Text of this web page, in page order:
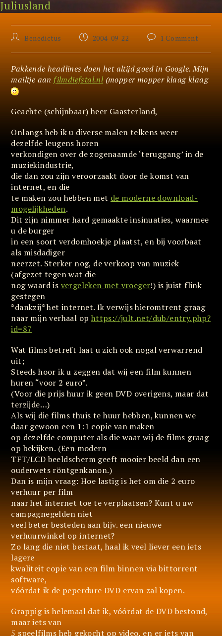
Skip
to
content
Juliusland
Alleen terroristen nemen films op van TV
PostBenedictus
Post2004-09-22
Post1 Comment
Pakkende headlines doen het altijd goed in Google. Mijn
mailtje aan filmdiefstal.nl(mopper mopper klaag klaag
Geachte (schijnbaar) heer Gaasterland,
Onlangs heb ik u diverse malen telkens weer
dezelfde leugens horen
verkondigen over de zogenaamde ‘teruggang’ in de
muziekindustrie,
die dan zou zijn veroorzaakt door de komst van
internet, en die
te maken zou hebben met de moderne download-
mogelijkheden.
Dit zijn nimmer hard gemaakte insinuaties, waarmee
u de burger
in een soort verdomhoekje plaatst, en bij voorbaat
als misdadiger
neerzet. Sterker nog, de verkoop van muziek
(afgezet tegen wat die
nog waard is vergeleken met vroeger!) is juist flink
gestegen
*dankzij* het internet. Ik verwijs hieromtrent graag
naar mijn verhaal op https://jult.net/dub/entry.php?
id=87
Wat films betreft laat u zich ook nogal verwarrend
uit;
Steeds hoor ik u zeggen dat wij een film kunnen
huren “voor 2 euro”.
(Voor die prijs huur ik geen DVD overigens, maar dat
terzijde…)
Als wij die films thuis te huur hebben, kunnen we
daar gewoon een 1:1 copie van maken
op dezelfde computer als die waar wij de films graag
op bekijken. (Een modern
TFT/LCD beeldscherm geeft mooier beeld dan een
ouderwets röntgenkanon.)
Dan is mijn vraag: Hoe lastig is het om die 2 euro
verhuur per film
naar het internet toe te verplaatsen? Kunt u uw
campagnegelden niet
veel beter besteden aan bijv. een nieuwe
verhuurwinkel op internet?
Zo lang die niet bestaat, haal ik veel liever een iets
lagere
kwaliteit copie van een film binnen via bittorrent
software,
vóórdat ik de peperdure DVD ervan zal kopen.
Grappig is helemaal dat ik, vóórdat de DVD bestond,
maar iets van
5 speelfilms heb gekocht op video, en er iets van